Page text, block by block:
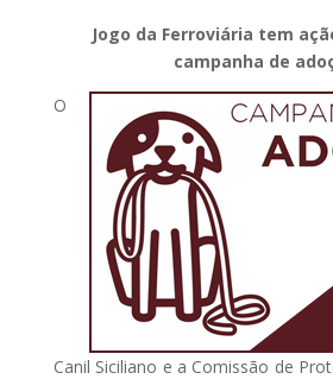
Jogo da Ferroviária tem
campanha de
O
Canil Siciliano e a Comissão de